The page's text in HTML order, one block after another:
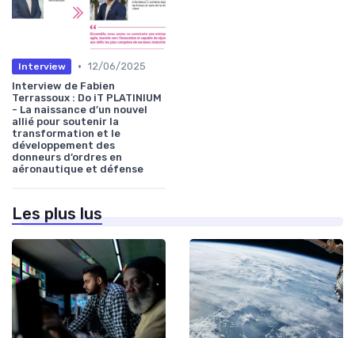
Interview • 12/06/2025
Interview de Fabien
Terrassoux : Do iT PLATINIUM
- La naissance d’un nouvel
allié pour soutenir la
transformation et le
développement des
donneurs d’ordres en
aéronautique et défense
Les plus lus